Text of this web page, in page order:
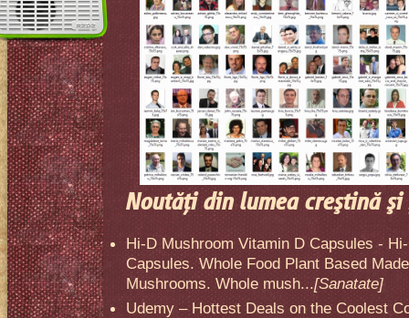
Noutăţi din lumea creştină
Hi-D Mushroom Vitamin D Capsules -
Capsules. Whole Food Plant Based
Mushrooms. Whole mush...[Sanatate]
Udemy – Hottest Deals on the Coolest